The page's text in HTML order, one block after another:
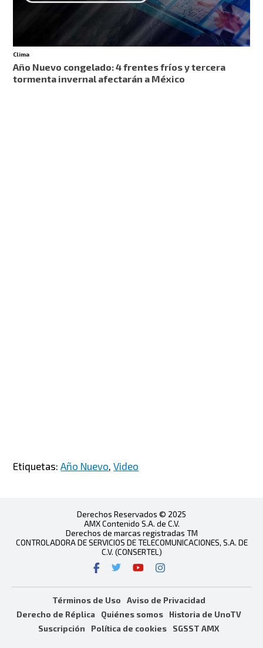
Clima
Año Nuevo congelado: 4 frentes fríos y tercera
tormenta invernal afectarán a México
Etiquetas:Año Nuevo,Video
Derechos Reservados © 2025
AMX Contenido S.A. de C.V.
Derechos de marcas registradas TM
CONTROLADORA DE SERVICIOS DE TELECOMUNICACIONES, S.A. DE
C.V. (CONSERTEL)
Términos de Uso
Aviso de Privacidad
Derecho de Réplica
Quiénes somos
Historia de UnoTV
Suscripción
Política de cookies SGSST AMX